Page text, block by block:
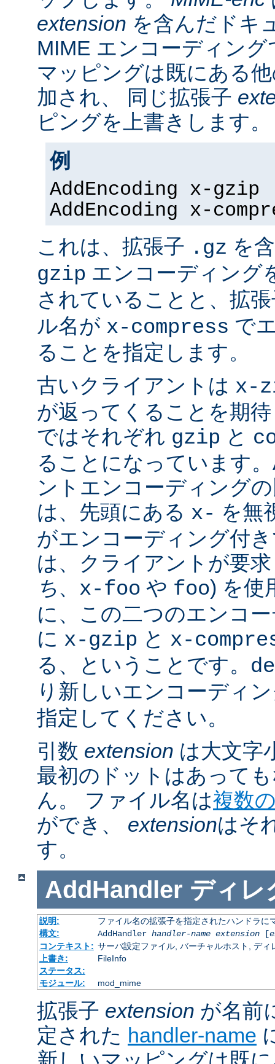
extension を含んだドキ
MIME エンコーディン
マッピングは既にある
加され、 同じ拡張子
ピングを上書きします。
例
AddEncoding x-gzip
AddEncoding x-
これは、拡張子 .gz を
gzip エンコーディング
されていることと、拡
ル名が x-compress で
ることを指定します。
古いクライアントは x-
が返ってくることを期
ではそれぞれ gzip と
ることになっています
ントエンコーディング
は、先頭にある x- を無
がエンコーディング付
は、クライアントが要
ち、 x-foo や foo) を使
に、この二つのエンコ
に x-gzip と x-
る、ということです。
り新しいエンコーディ
指定してください。
引数 extension は大文字
最初のドットはあって
ん。 ファイル名は複数
ができ、 extensionはそ
す。
AddHandler ディレ
説明:
ファイル名の拡張子を指定されたハンドラに
構文:
AddHandler handler-name extension[
コンテキスト: サーバ設定ファイル, バーチャルホスト, ディ
上書き:
FileInfo
ステータス:
モジュール:
mod_mime
拡張子 extension が名前
定された handler-name